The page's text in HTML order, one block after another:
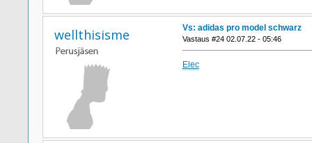
wellthisisme Vs: adidas pro model schwarz
Vastaus #24 02.07.22 - 05:46
Elec